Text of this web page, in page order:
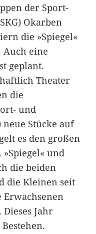
der Sport-
Okarben
die »Spiegel«
Auch eine
geplant.
Theater
die
und
Stücke auf
es den großen
und
die beiden
die Kleinen seit
Erwachsenen
Jahr